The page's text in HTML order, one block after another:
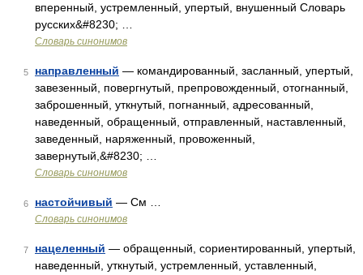
вперенный, устремленный, упертый, внушенный Словарь
русских&#8230; …
Словарь синонимов
5 направленный — командированный, засланный, упертый,
завезенный, повергнутый, препровожденный, отогнанный,
заброшенный, уткнутый, погнанный, адресованный,
наведенный, обращенный, отправленный, наставленный,
заведенный, наряженный, провоженный,
завернутый,&#8230; …
Словарь синонимов
6 настойчивый — См …
Словарь синонимов
7 нацеленный — обращенный, сориентированный, упертый,
наведенный, уткнутый, устремленный, уставленный,